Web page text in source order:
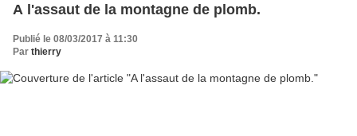
A l'assaut de la montagne de plomb.
Publié le 08/03/2017 à 11:30
Par thierry